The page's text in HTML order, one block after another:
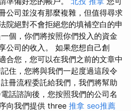
公司並沒有那麼複雜，但值得尋求
院絕對不會拒絕您的填補空白的申
個，你們將按照你們投入的資金
公司的收入。 如果您想自己創
合您，您可以在我們之前的文章中
住，您將與我們一起度過這段令
冊流程委託給我們，我們將幫助
話諮詢後，您按照我們的公司名
向我們提供 three 推拿 seo推薦